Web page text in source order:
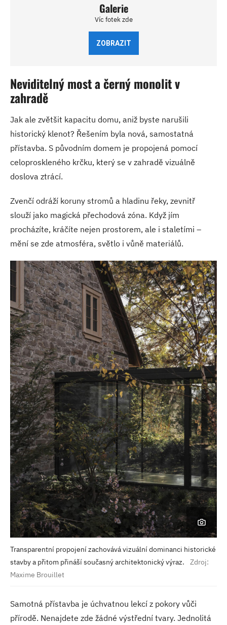
Galerie
Víc fotek zde
ZOBRAZIT
Neviditelný most a černý monolit v
zahradě
Jak ale zvětšit kapacitu domu, aniž byste narušili
historický klenot? Řešením byla nová, samostatná
přístavba. S původním domem je propojená pomocí
celoproskleného krčku, který se v zahradě vizuálně
doslova ztrácí.
Zvenčí odráží koruny stromů a hladinu řeky, zevnitř
slouží jako magická přechodová zóna. Když jím
procházíte, kráčíte nejen prostorem, ale i staletími –
mění se zde atmosféra, světlo i vůně materiálů.
Transparentní propojení zachovává vizuální dominanci historické
stavby a přitom přináší současný architektonický výraz.
Zdroj:
Maxime Brouillet
Samotná přístavba je úchvatnou lekcí z pokory vůči
přírodě. Nenajdete zde žádné výstřední tvary. Jednolitá